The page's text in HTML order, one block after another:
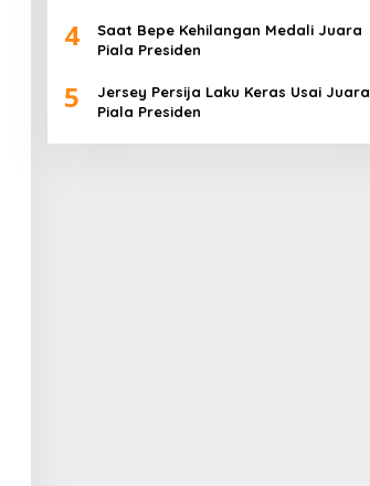
4
Saat Bepe Kehilangan Medali Juara
Piala Presiden
5
Jersey Persija Laku Keras Usai Juara
Piala Presiden